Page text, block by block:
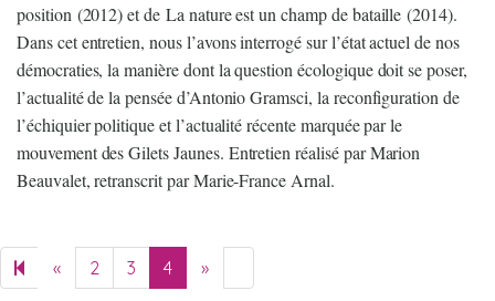
position (2012) et de La nature est un champ de bataille (2014).
Dans cet entretien, nous l’avons interrogé sur l’état actuel de nos
démocraties, la manière dont la question écologique doit se poser,
l’actualité de la pensée d’Antonio Gramsci, la reconfiguration de
l’échiquier politique et l’actualité récente marquée par le
mouvement des Gilets Jaunes. Entretien réalisé par Marion
Beauvalet, retranscrit par Marie-France Arnal.
« Previous page
2 3 4 »